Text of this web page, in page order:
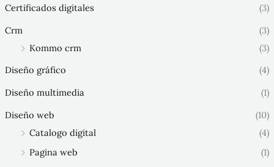
Certificados digitales
(3)
Crm
(3)
Kommo crm
(3)
Diseño gráfico
(4)
Diseño multimedia
(1)
Diseño web
(10)
Catalogo digital
(4)
Pagina web
(1)